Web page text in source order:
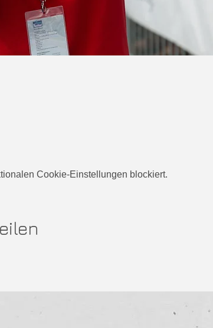
Cookie-Einstellungen blockiert.